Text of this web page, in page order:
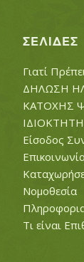
ΣΕΛΊΔΕΣ
Γιατί
ΔΗΛΩΣΗ
ΚΑΤΟΧΗΣ
Είσοδος
Νομοθεσία
Τι είναι